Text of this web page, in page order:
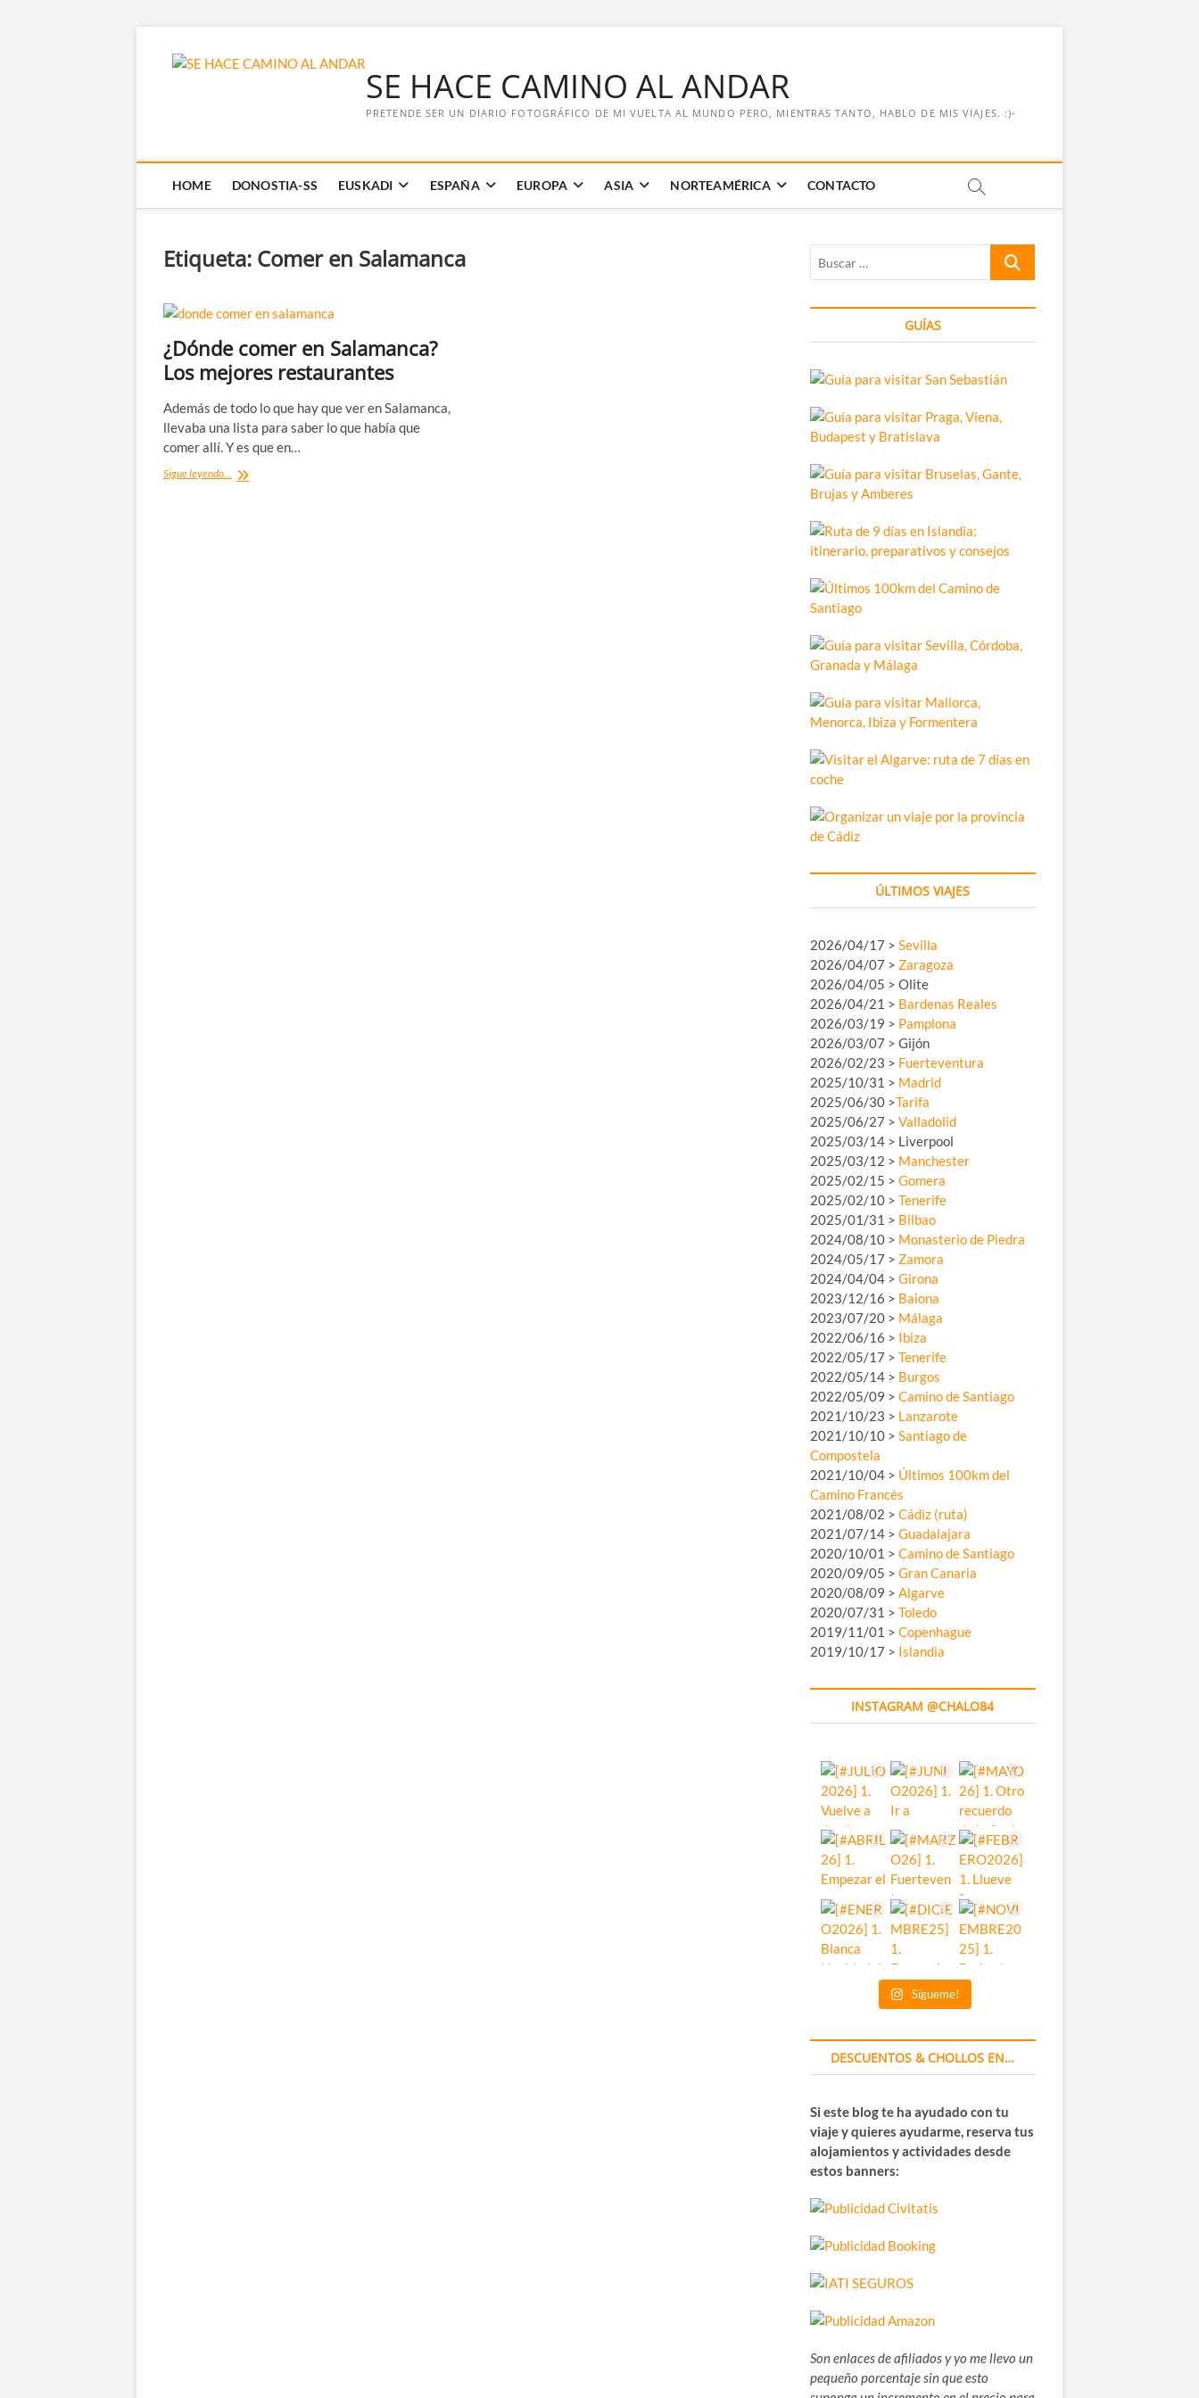
SE HACE CAMINO AL ANDAR
PRETENDE SER UN DIARIO FOTOGRÁFICO DE MI VUELTA AL MUNDO PERO, MIENTRAS TANTO, HABLO DE MIS VIAJES. :)-
HOME DONOSTIA-SS EUSKADI ESPAÑA EUROPA ASIA NORTEAMÉRICA CONTACTO
Etiqueta: Comer en Salamanca
¿Dónde comer en Salamanca?
Los mejores restaurantes
Además de todo lo que hay que ver en Salamanca,
llevaba una lista para saber lo que había que
comer allí. Y es que en…
Sigue leyendo... ¿Dónde
Buscar
GUÍAS
ÚLTIMOS VIAJES
2026/04/17 > Sevilla
2026/04/07 > Zaragoza
2026/04/05 > Olite
2026/04/21 > Bardenas Reales
2026/03/19 > Pamplona
2026/03/07 > Gijón
2026/02/23 > Fuerteventura
2025/10/31 > Madrid
2025/06/30 >Tarifa
2025/06/27 > Valladolid
2025/03/14 > Liverpool
2025/03/12 > Manchester
2025/02/15 > Gomera
2025/02/10 > Tenerife
2025/01/31 > Bilbao
2024/08/10 > Monasterio de Piedra
2024/05/17 > Zamora
2024/04/04 > Girona
2023/12/16 > Baiona
2023/07/20 > Málaga
2022/06/16 > Ibiza
2022/05/17 > Tenerife
2022/05/14 > Burgos
2022/05/09 > Camino de Santiago
2021/10/23 > Lanzarote
2021/10/10 > Santiago de
Compostela
2021/10/04 > Últimos 100km del
Camino Francés
2021/08/02 > Cádiz (ruta)
2021/07/14 > Guadalajara
2020/10/01 > Camino de Santiago
2020/09/05 > Gran Canaria
2020/08/09 > Algarve
2020/07/31 > Toledo
2019/11/01 > Copenhague
2019/10/17 > Islandia
INSTAGRAM @CHALO84
Sígueme!
DESCUENTOS & CHOLLOS EN…
Si este blog te ha ayudado con tu
viaje y quieres ayudarme, reserva tus
alojamientos y actividades desde
estos banners:
Son enlaces de afiliados y yo me llevo un
pequeño porcentaje sin que esto